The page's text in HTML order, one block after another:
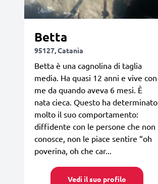
Betta
95127, Catania
Betta è una cagnolina di taglia
media. Ha quasi 12 anni e vive con
me da quando aveva 6 mesi. È
nata cieca. Questo ha determinato
molto il suo comportamento:
diffidente con le persone che non
conosce, non le piace sentire “oh
poverina, oh che car...
Vedi il suo profilo